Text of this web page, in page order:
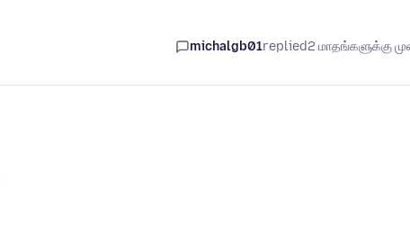
michalgb01replied2 மாதங்களுக்கு